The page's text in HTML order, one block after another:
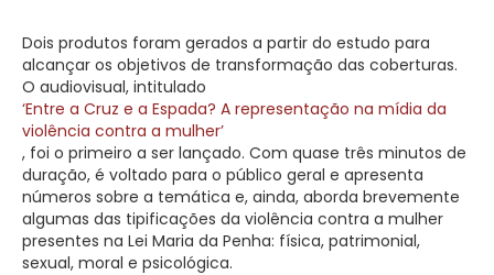
Dois produtos foram gerados a partir do estudo para
alcançar os objetivos de transformação das coberturas.
O audiovisual, intitulado
‘Entre a Cruz e a Espada? A representação na mídia da
violência contra a mulher’
, foi o primeiro a ser lançado. Com quase três minutos de
duração, é voltado para o público geral e apresenta
números sobre a temática e, ainda, aborda brevemente
algumas das tipificações da violência contra a mulher
presentes na Lei Maria da Penha: física, patrimonial,
sexual, moral e psicológica.